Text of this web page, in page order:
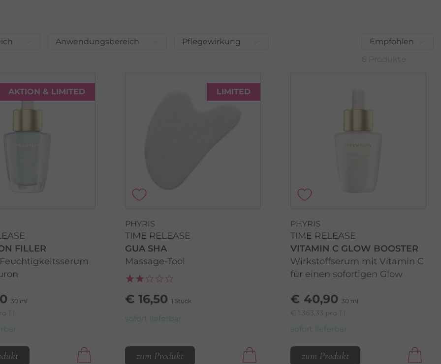
Anwendungsbereich
Pflegewirkung
Empfohlen
AKTION & LIMITED
FILLER
30 ml
1 l
LIMITED
PHYRIS
TIME RELEASE
GUA SHA
Massage-Tool
€ 16,50 1 Stück
sofort lieferbar
zum Produkt
PHYRIS
TIME RELEASE
VITAMIN C GLOW BOOSTER
Wirkstoffserum mit Vitamin C
für einen sofortigen Glow
€ 40,90 30 ml
€ 1.363,33 pro 1 l
sofort lieferbar
zum Produkt